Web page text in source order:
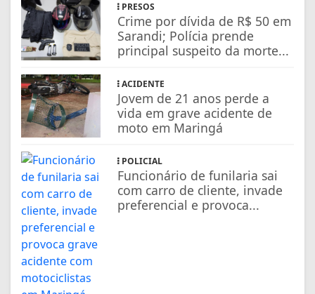
PRESOS
Crime por dívida de R$ 50 em
Sarandi; Polícia prende
principal suspeito da morte...
ACIDENTE
Jovem de 21 anos perde a
vida em grave acidente de
moto em Maringá
POLICIAL
Funcionário de funilaria sai
com carro de cliente, invade
preferencial e provoca...